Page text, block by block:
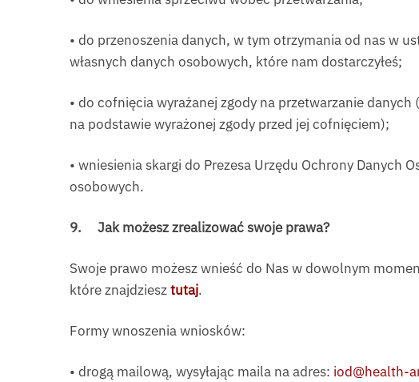
• do przenoszenia danych, w tym otrzymania od nas w
własnych danych osobowych, które nam dostarczyłeś;
• do cofnięcia wyrażanej zgody na przetwarzanie
na podstawie wyrażonej zgody przed jej cofnięciem);
• wniesienia skargi do Prezesa Urzędu Ochrony Danych
osobowych.
9. Jak możesz zrealizować swoje prawa?
Swoje prawo możesz wnieść do Nas w dowolnym
które znajdziesztutaj.
Formy wnoszenia wniosków:
• drogą mailową, wysyłając maila na adres: iod@health-